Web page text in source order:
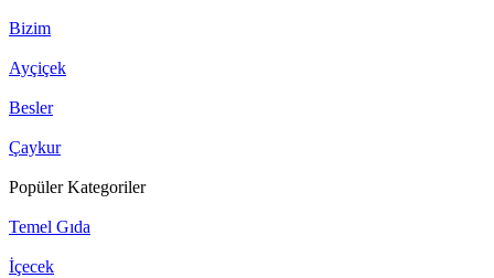
Bizim
Ayçiçek
Besler
Çaykur
Popüler Kategoriler
Temel Gıda
İçecek